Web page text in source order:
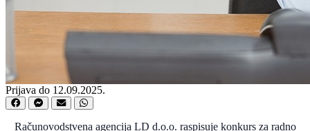
Prijava do 12.09.2025.
Računovodstvena agencija LD d.o.o. raspisuje konkurs za radno